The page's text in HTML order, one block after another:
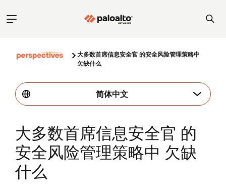
大多数首席信息安全官 的安全风险管理策略中
欠缺什么
简体中文
大多数首席信息安全官 的
安全风险管理策略中 欠缺
什么